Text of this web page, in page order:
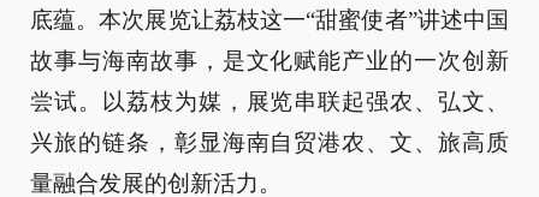
底蕴。本次展览让荔枝这一“甜蜜使者”讲述中国
故事与海南故事，是文化赋能产业的一次创新
尝试。以荔枝为媒，展览串联起强农、弘文、
兴旅的链条，彰显海南自贸港农、文、旅高质
量融合发展的创新活力。